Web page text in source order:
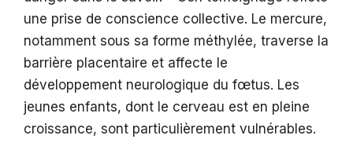
une prise de conscience collective. Le mercure,
notamment sous sa forme méthylée, traverse la
barrière placentaire et affecte le
développement neurologique du fœtus. Les
jeunes enfants, dont le cerveau est en pleine
croissance, sont particulièrement vulnérables.